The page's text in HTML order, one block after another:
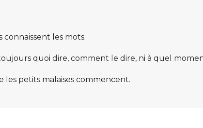
les mots.
quoi dire, comment le dire, ni à quel
les petits malaises commencent.